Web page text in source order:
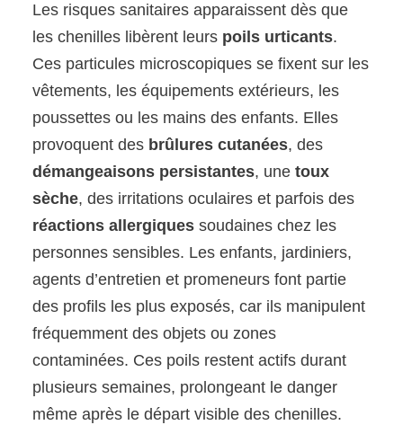
Les risques sanitaires apparaissent dès que
les chenilles libèrent leurs poils urticants.
Ces particules microscopiques se fixent sur les
vêtements, les équipements extérieurs, les
poussettes ou les mains des enfants. Elles
provoquent des brûlures cutanées, des
démangeaisons persistantes, unetoux
sèche, des irritations oculaires et parfois des
réactions allergiques soudaines chez les
personnes sensibles. Les enfants, jardiniers,
agents d’entretien et promeneurs font partie
des profils les plus exposés, car ils manipulent
fréquemment des objets ou zones
contaminées. Ces poils restent actifs durant
plusieurs semaines, prolongeant le danger
même après le départ visible des chenilles.